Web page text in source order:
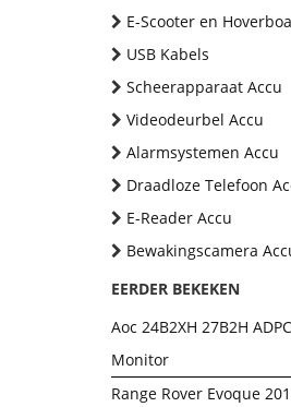
E-Scooter en
USB Kabels
Scheerapparaat Accu
Videodeurbel Accu
Alarmsystemen Accu
Draadloze Telefoon
E-Reader Accu
Bewakingscamera
EERDER BEKEKEN
Aoc 24B2XH 27B2H
Monitor
Range Rover Evoque